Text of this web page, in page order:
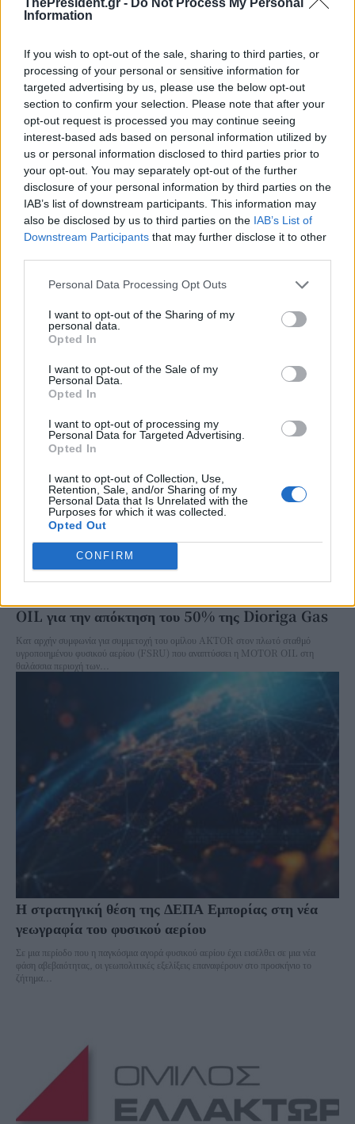
Information
If you wish to opt-out of the sale, sharing to third parties, or
processing of your personal or sensitive information for
targeted advertising by us, please use the below opt-out
section to confirm your selection. Please note that after your
opt-out request is processed you may continue seeing
interest-based ads based on personal information utilized by
us or personal information disclosed to third parties prior to
your opt-out. You may separately opt-out of the further
disclosure of your personal information by third parties on the
IAB’s list of downstream participants. This information may
also be disclosed by us to third parties on the IAB’s List of
Downstream Participants that may further disclose it to other
Personal Data Processing Opt Outs
I want to opt-out of the Sharing of my
personal data.
Opted In
I want to opt-out of the Sale of my
Personal Data.
Opted In
I want to opt-out of processing my
Personal Data for Targeted Advertising.
Opted In
I want to opt-out of Collection, Use,
Retention, Sale, and/or Sharing of my
Personal Data that Is Unrelated with the
Purposes for which it was collected.
Opted Out
CONFIRM
περιφερειακά αεροδρόμια, υπό τη διαχείριση και τη λειτουργία της Fraport
Greece, όπου...
Συνεργασία ΔΕΗ – Dimand για ανάπτυξη
πρότυπου βιοκλιματικού κτιρίου στη Λεωφόρο
Οι Όμιλοι ΔΕΗ και Dimand ανακοινώνουν την έναρξη της επενδυτικής τους
συνεργασίας για την από κοινού ανάπτυξη του νέου, πρότυπου βιοκλιματικού
OIL για την απόκτηση του 50% της Dioriga Gas
Κατ αρχήν συμφωνία για συμμετοχή του ομίλου AKTOR στον πλωτό σταθμό
υγροποιημένου φυσικού αερίου (FSRU) που αναπτύσσει η MOTOR OIL στη
θαλάσσια περιοχή των...
Η στρατηγική θέση της ΔΕΠΑ Εμπορίας στη νέα
γεωγραφία του φυσικού αερίου
Σε μια περίοδο που η παγκόσμια αγορά φυσικού αερίου έχει εισέλθει σε μια νέα
φάση αβεβαιότητας, οι γεωπολιτικές εξελίξεις επαναφέρουν στο προσκήνιο το
ζήτημα...